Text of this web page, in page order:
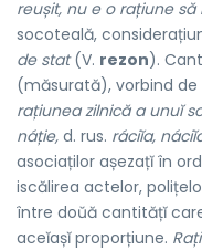
reușit, nu e o rațiune să
socoteală,
de stat(V. rezon).
(măsurată), vorbind
rațiunea zilnică a unuĭ
náție, d. rus. ráciĭa,
asociaților așezațĭ în
iscălirea actelor,
între doŭă cantitățĭ
aceĭașĭ proporțiune.